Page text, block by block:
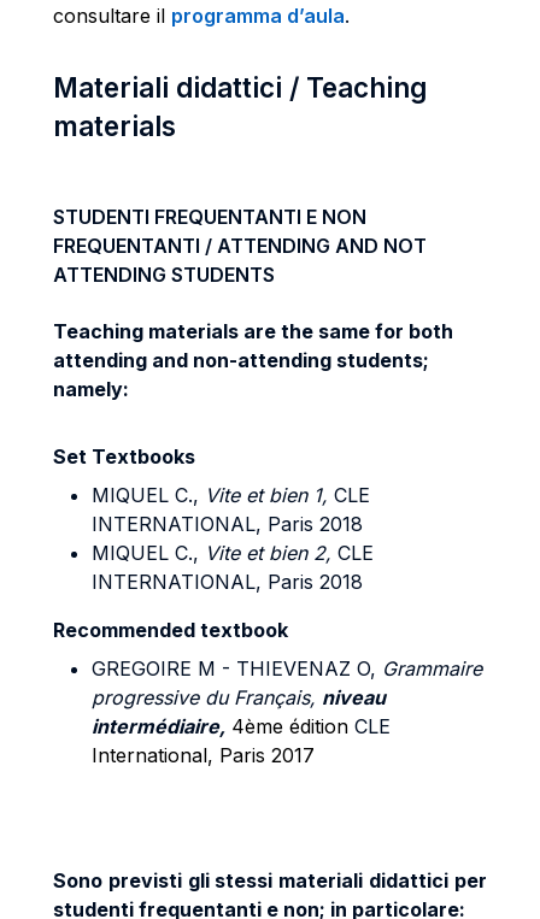
consultare il programma d’aula.
Materiali didattici / Teaching
materials
STUDENTI FREQUENTANTI E NON
FREQUENTANTI / ATTENDING AND NOT
ATTENDING STUDENTS
Teaching materials are the same for both
attending and non-attending students;
namely:
Set Textbooks
MIQUEL C., Vite et bien 1, CLE
INTERNATIONAL, Paris 2018
MIQUEL C., Vite et bien 2, CLE
INTERNATIONAL, Paris 2018
Recommended textbook
GREGOIRE M - THIEVENAZ O, Grammaire
progressive du Français, niveau
intermédiaire, 4ème édition CLE
International, Paris 2017
Sono previsti gli stessi materiali didattici per
studenti frequentanti e non; in particolare: